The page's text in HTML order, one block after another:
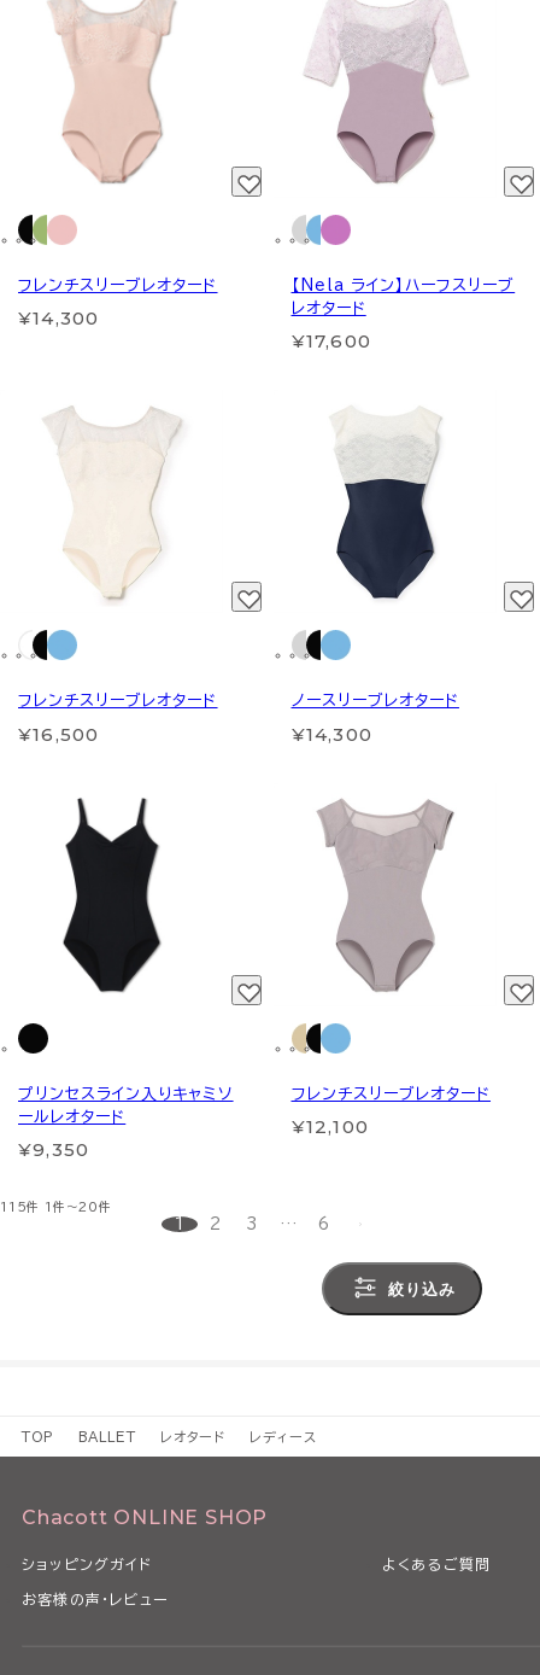
フレンチスリーブレオタード
¥14,300
【Nela ライン】ハーフスリーブ
レオタード
¥17,600
フレンチスリーブレオタード
¥16,500
ノースリーブレオタード
¥14,300
プリンセスライン入りキャミソ
ールレオタード
¥9,350
フレンチスリーブレオタード
¥12,100
115件 1件～20件
1 2 3 … 6
絞り込み
TOP BALLET レオタード レディース
Chacott ONLINE SHOP
ショッピングガイド よくあるご質問
お客様の声・レビュー